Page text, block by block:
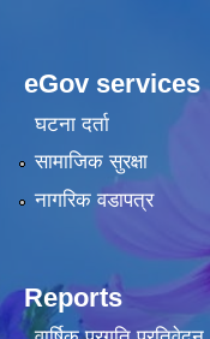
eGov services
घटना दर्ता
सामाजिक सुरक्षा
नागरिक वडापत्र
Reports